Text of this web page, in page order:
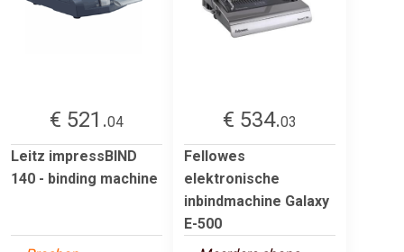
€ 521.04
Leitz impressBIND
140 - binding machine
€ 534.03
Fellowes
elektronische
inbindmachine Galaxy
E-500